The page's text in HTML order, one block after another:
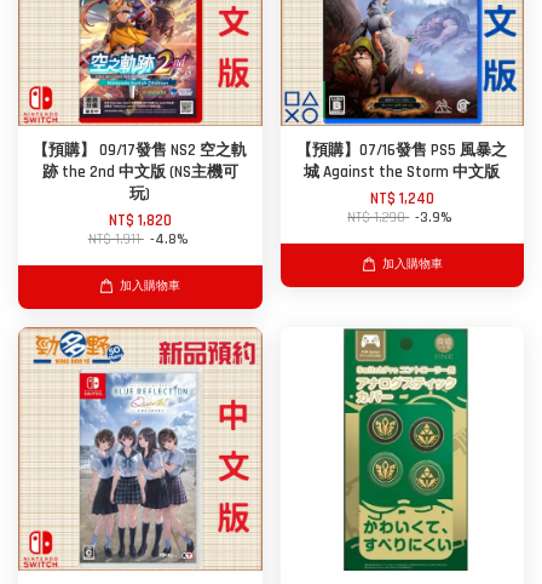
【預購】 09/17發售 NS2 空之軌
跡 the 2nd 中文版 (NS主機可
玩)
NT$ 1,820
NT$ 1,911 -4.8%
加入購物車
【預購】07/16發售 PS5 風暴之
城 Against the Storm 中文版
NT$ 1,240
NT$ 1,290 -3.9%
加入購物車